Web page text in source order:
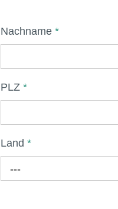
Nachname*
PLZ*
Land*
---